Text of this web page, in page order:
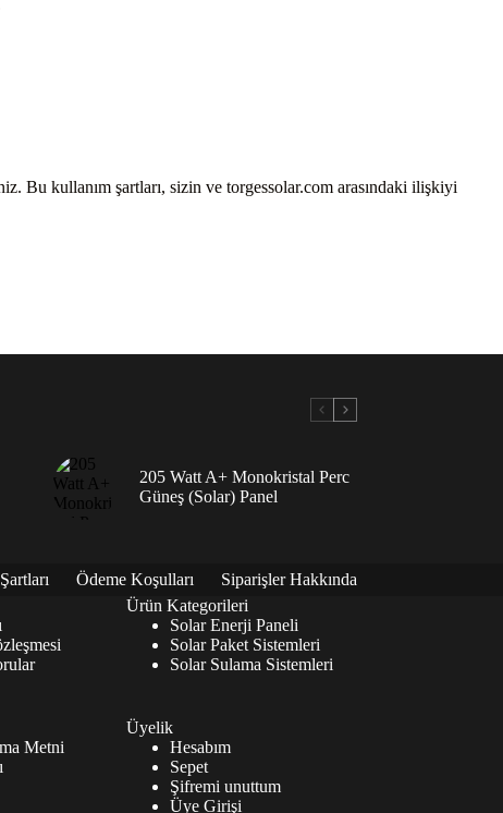
Bu kullanım şartları, sizin ve torgessolar.com arasındaki ilişkiyi
205 Watt A+ Monokristal Perc
Güneş (Solar) Panel
Ödeme Koşulları Siparişler Hakkında
Metni
Ürün Kategorileri
Solar Enerji Paneli
Solar Paket Sistemleri
Solar Sulama Sistemleri
Üyelik
Hesabım
Sepet
Şifremi unuttum
Üye Girişi